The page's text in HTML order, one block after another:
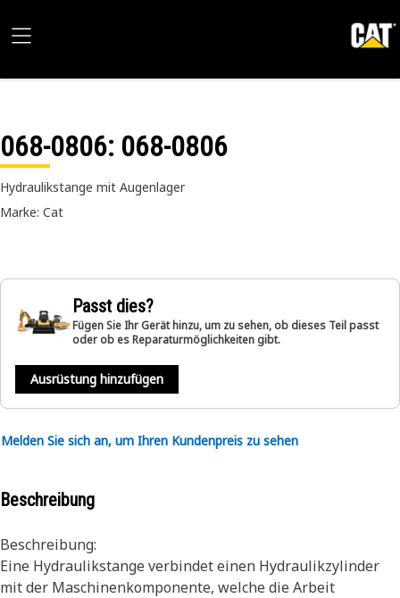
068-0806: 068-0806
Hydraulikstange mit Augenlager
Marke: Cat
Passt dies?
Fügen Sie Ihr Gerät hinzu, um zu sehen, ob dieses Teil passt
oder ob es Reparaturmöglichkeiten gibt.
Ausrüstung hinzufügen
Melden Sie sich an, um Ihren Kundenpreis zu sehen
Beschreibung
Beschreibung:
Eine Hydraulikstange verbindet einen Hydraulikzylinder
mit der Maschinenkomponente, welche die Arbeit